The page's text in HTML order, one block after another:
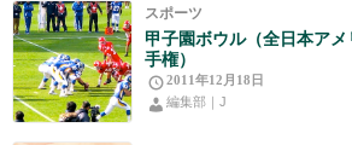
スポーツ
甲子園ボウル（全日本ア
手権）
2011年12月18日
編集部｜J